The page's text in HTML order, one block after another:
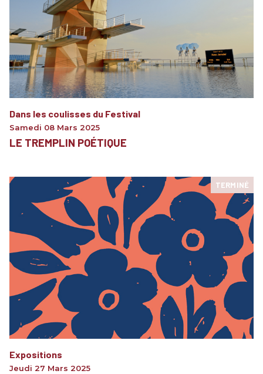
Dans les coulisses du Festival
Samedi 08 Mars 2025
LE TREMPLIN POÉTIQUE
TERMINÉ
Expositions
Jeudi 27 Mars 2025